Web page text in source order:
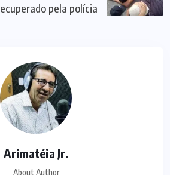
pela polícia
Arimatéia Jr.
About Author